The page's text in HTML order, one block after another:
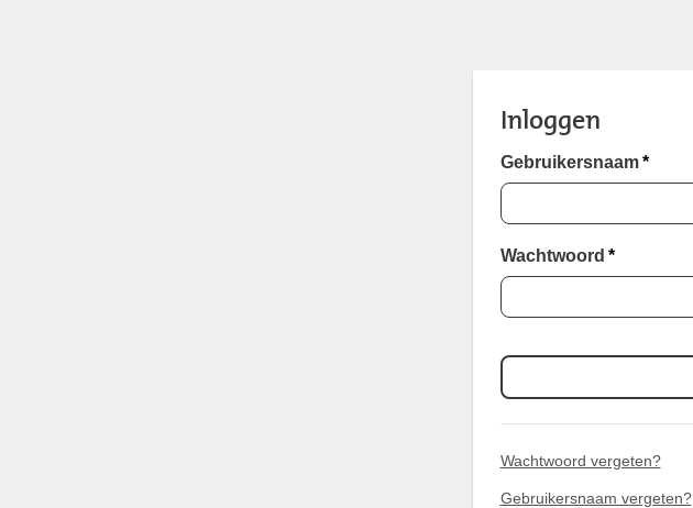
Inloggen
Gebruikersnaam *
Wachtwoord *
Wachtwoord vergeten?
Gebruikersnaam vergeten?